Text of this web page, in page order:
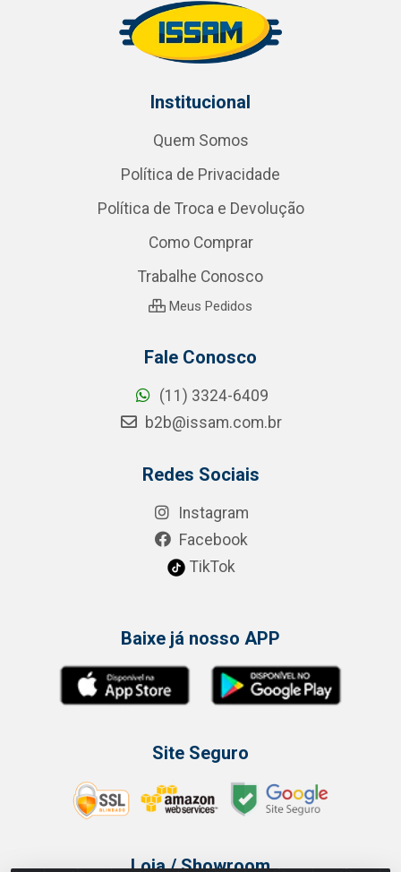
Institucional
Quem Somos
Política de Privacidade
Política de Troca e Devolução
Como Comprar
Trabalhe Conosco
Meus Pedidos
Fale Conosco
(11) 3324-6409
b2b@issam.com.br
Redes Sociais
Instagram
Facebook
TikTok
Baixe já nosso APP
Site Seguro
Loja / Showroom